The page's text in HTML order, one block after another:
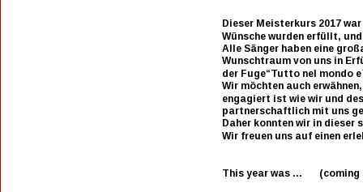
Dieser Meisterkurs 2017
Wünsche wurden erfüllt,
Alle Sänger haben eine
Wunschtraum von uns in
der Fuge“Tutto nel mondo
Wir möchten auch
engagiert ist wie wir und
partnerschaftlich mit uns
Daher konnten wir in dieser
Wir freuen uns auf einen
This year was ...